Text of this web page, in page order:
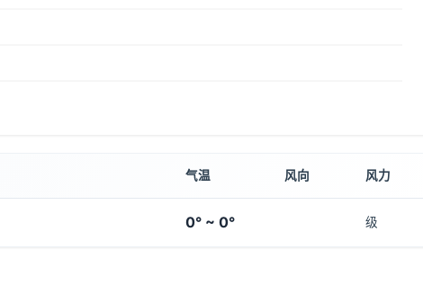
气温 风向 风力
0° ~ 0° 级